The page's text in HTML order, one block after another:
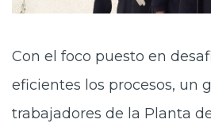
Con el foco puesto en
eficientes los procesos, un
trabajadores de la Planta